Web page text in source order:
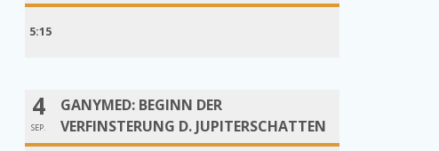
5:15
4
SEP.
GANYMED: BEGINN DER
VERFINSTERUNG D. JUPITERSCHATTEN